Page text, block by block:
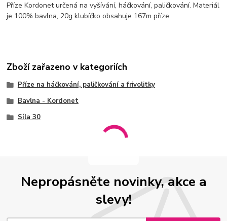
Příze Kordonet určená na vyšívání, háčkování, paličkování. Materiál
je 100% bavlna, 20g klubíčko obsahuje 167m příze.
Zboží zařazeno v kategoriích
Příze na háčkování, paličkování a frivolitky
Bavlna - Kordonet
Síla 30
Nepropásněte novinky, akce a
slevy!